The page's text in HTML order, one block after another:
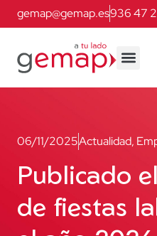
gemap@gemap.es936 47
06/11/2025Actualidad,
Publicado
de fiestas